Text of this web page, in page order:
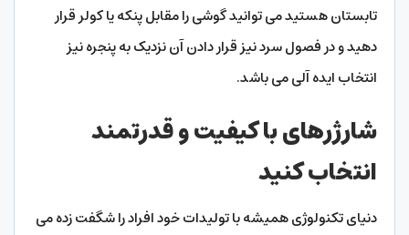
تابستان هستید می توانید گوشی را مقابل پنکه یا کولر قرار
دهید و در فصول سرد نیز قرار دادن آن نزدیک به پنجره نیز
انتخاب ایده آلی می باشد.
شارژرهای با کیفیت و قدرتمند
انتخاب کنید
دنیای تکنولوژی همیشه با تولیدات خود افراد را شگفت زده می